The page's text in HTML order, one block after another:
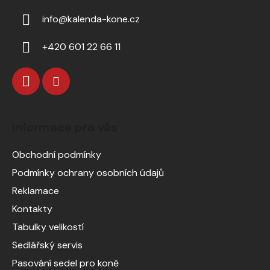
info@kalenda-kone.cz
+420 601 22 66 11
Obchodní podmínky
Podmínky ochrany osobních údajů
Reklamace
Kontakty
Tabulky velikostí
Sedlářský servis
Pasování sedel pro koně